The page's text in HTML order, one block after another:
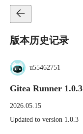
版本历史记录
u55462751
Gitea Runner 1.0.3
2026.05.15
Updated to version 1.0.3